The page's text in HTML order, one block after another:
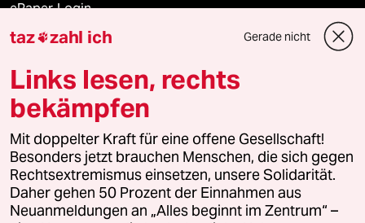
ePaper Login
Downloads für Abonnierende
© 2026 taz Verlags und Vertriebs GmbH
Alle Rechte vorbehalten. Bei rechtlichen Fragen oder für Genehmigungen
wenden Sie sich bitte an
lizenzen@taz.de
Feedback Redaktionsstatut Kommune-Richtlinien
taz zahl ich Gerade nicht
Links lesen, rechts
bekämpfen
Mit doppelter Kraft für eine offene Gesellschaft!
Besonders jetzt brauchen Menschen, die sich gegen
Rechtsextremismus einsetzen, unsere Solidarität.
Daher gehen 50 Prozent der Einnahmen aus
Neuanmeldungen an „Alles beginnt im Zentrum“ –